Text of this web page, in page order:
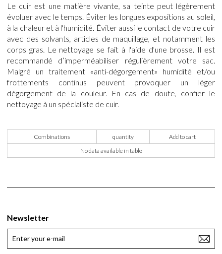
Le cuir est une matière vivante, sa teinte peut légèrement
évoluer avec le temps. Éviter les longues expositions au soleil,
à la chaleur et à l'humidité. Éviter aussi le contact de votre cuir
avec des solvants, articles de maquillage, et notamment les
corps gras. Le nettoyage se fait à l'aide d'une brosse. Il est
recommandé d’imperméabiliser régulièrement votre sac.
Malgré un traitement «anti-dégorgement» humidité et/ou
frottements continus peuvent provoquer un léger
dégorgement de la couleur. En cas de doute, confier le
nettoyage à un spécialiste de cuir.
Combinations quantity
Add to cart
No data available in table
Newsletter